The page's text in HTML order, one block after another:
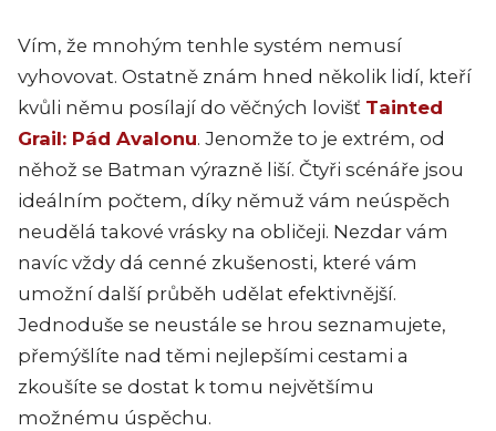
Vím, že mnohým tenhle systém nemusí
vyhovovat. Ostatně znám hned několik lidí, kteří
kvůli němu posílají do věčných lovišť Tainted
Grail: Pád Avalonu. Jenomže to je extrém, od
něhož se Batman výrazně liší. Čtyři scénáře jsou
ideálním počtem, díky němuž vám neúspěch
neudělá takové vrásky na obličeji. Nezdar vám
navíc vždy dá cenné zkušenosti, které vám
umožní další průběh udělat efektivnější.
Jednoduše se neustále se hrou seznamujete,
přemýšlíte nad těmi nejlepšími cestami a
zkoušíte se dostat k tomu největšímu
možnému úspěchu.